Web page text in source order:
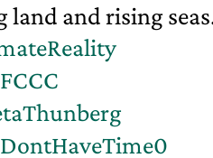
land and rising